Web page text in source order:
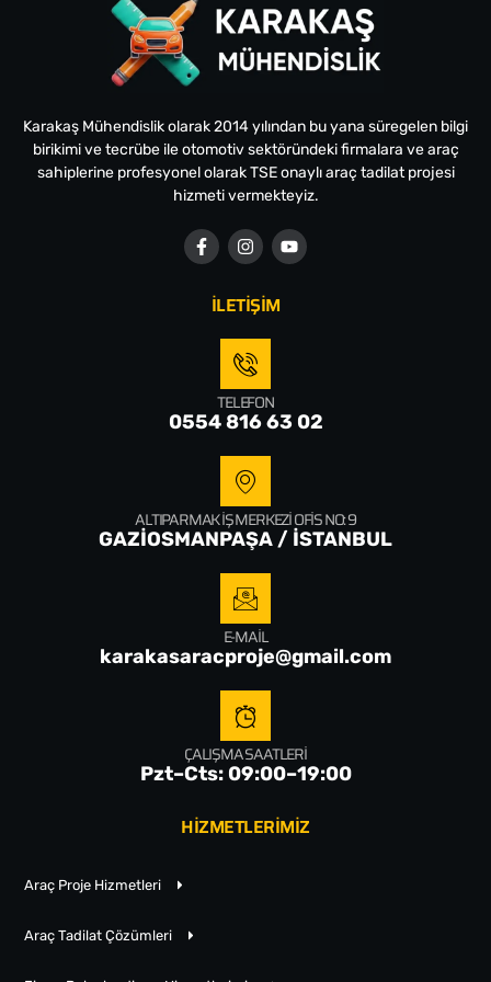
Karakaş Mühendislik olarak 2014 yılından bu yana süregelen bilgi
birikimi ve tecrübe ile otomotiv sektöründeki firmalara ve araç
sahiplerine profesyonel olarak TSE onaylı araç tadilat projesi
hizmeti vermekteyiz.
İLETİŞİM
TELEFON
0554 816 63 02
ALTIPARMAK İŞ MERKEZI OFIS NO: 9
GAZİOSMANPAŞA / İSTANBUL
E-MAIL
karakasaracproje@gmail.com
ÇALIŞMA SAATLERI
Pzt–Cts: 09:00–19:00
HİZMETLERİMİZ
Araç Proje Hizmetleri
Araç Tadilat Çözümleri